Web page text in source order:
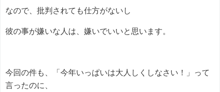
なので、批判されても仕方がないし
彼の事が嫌いな人は、嫌いでいいと思います。
今回の件も、「今年いっぱいは大人しくしなさい！」って
言ったのに、